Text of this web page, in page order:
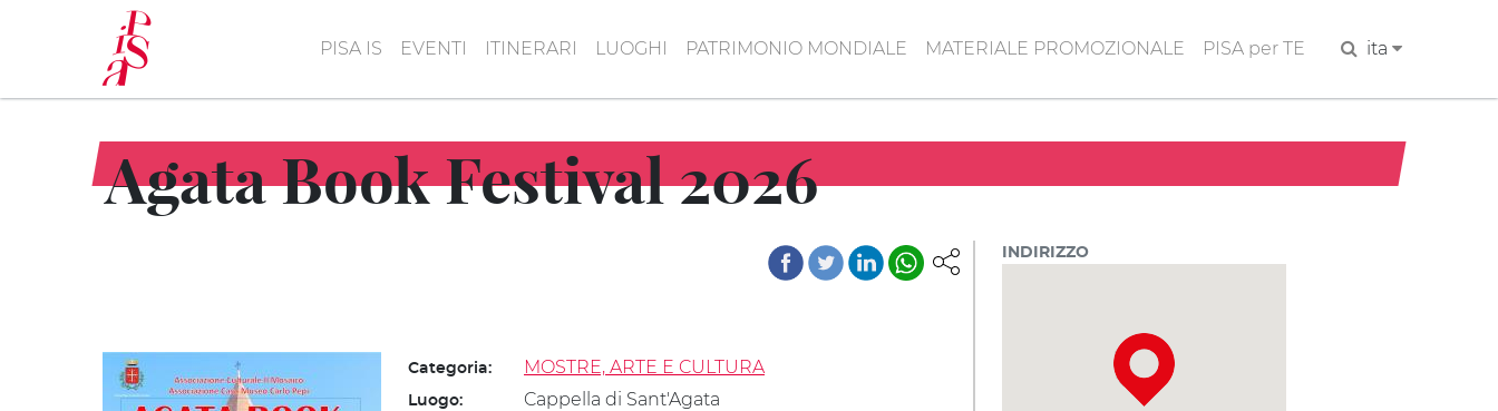
principale
PISA IS EVENTI ITINERARI LUOGHI PATRIMONIO MONDIALE MATERIALE PROMOZIONALE PISA per TE Cerca ita
Agata Book Festival 2026
Categoria: MOSTRE, ARTE E CULTURA
Luogo: Cappella di Sant'Agata
INDIRIZZO